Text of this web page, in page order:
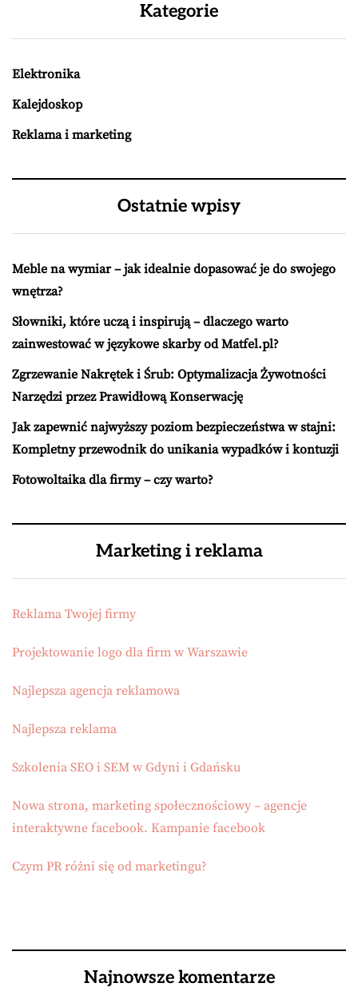
Kategorie
Elektronika
Kalejdoskop
Reklama i marketing
Ostatnie wpisy
Meble na wymiar – jak idealnie dopasować je do swojego
wnętrza?
Słowniki, które uczą i inspirują – dlaczego warto
zainwestować w językowe skarby od Matfel.pl?
Zgrzewanie Nakrętek i Śrub: Optymalizacja Żywotności
Narzędzi przez Prawidłową Konserwację
Jak zapewnić najwyższy poziom bezpieczeństwa w stajni:
Kompletny przewodnik do unikania wypadków i kontuzji
Fotowoltaika dla firmy – czy warto?
Marketing i reklama
Reklama Twojej firmy
Projektowanie logo dla firm w Warszawie
Najlepsza agencja reklamowa
Najlepsza reklama
Szkolenia SEO i SEM w Gdyni i Gdańsku
Nowa strona, marketing społecznościowy – agencje
interaktywne facebook. Kampanie facebook
Czym PR różni się od marketingu?
Najnowsze komentarze